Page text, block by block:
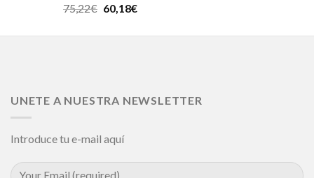
Valorado en
5.00
75,22€ 60,18€
UNETE A NUESTRA NEWSLETTER
Introduce tu e-mail aquí